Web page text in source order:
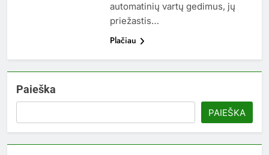
automatinių vartų gedimus, jų
priežastis…
Plačiau
Paieška
PAIEŠKA